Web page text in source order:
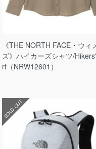
《THE NORTH FACE・ウィ
ズ》ハイカーズシャツ/
rt（NRW12601）
SOLD OUT